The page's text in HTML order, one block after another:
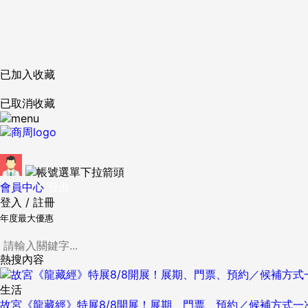
已加入收藏
已取消收藏
會員中心
登入 / 註冊
年度最大優惠
熱搜內容
生活
故宮《龍藏經》特展8/8開展！展期、門票、預約／候補方式一